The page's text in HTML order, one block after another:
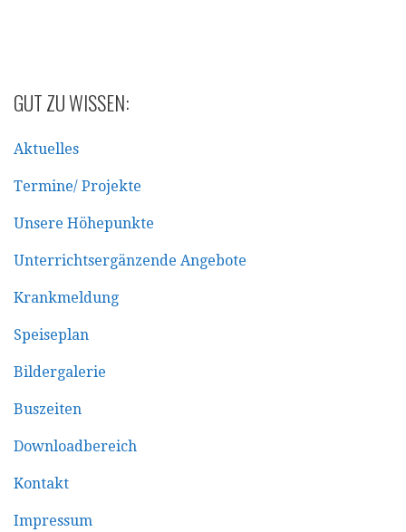
GUT ZU WISSEN:
Aktuelles
Termine/ Projekte
Unsere Höhepunkte
Unterrichtsergänzende Angebote
Krankmeldung
Speiseplan
Bildergalerie
Buszeiten
Downloadbereich
Kontakt
Impressum